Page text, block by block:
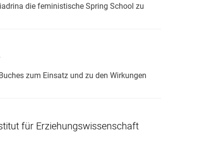
die feministische Spring School zu
zum Einsatz und zu den Wirkungen
für Erziehungswissenschaft